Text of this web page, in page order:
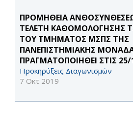
ΠΡΟΜΗΘΕΙΑ
ΤΕΛΕΤΗ ΚΑΘΟΜΟΛΟΓΗΣΗΣ
ΤΟΥ ΤΜΗΜΑΤΟΣ ΜΣΠΣ ΤΗΣ
ΠΑΝΕΠΙΣΤΗΜΙΑΚΗΣ
ΠΡΑΓΜΑΤΟΠΟΙΗΘΕΙ ΣΤΙΣ 25/
Προκηρύξεις Διαγωνισμών
7 Οκτ 2019